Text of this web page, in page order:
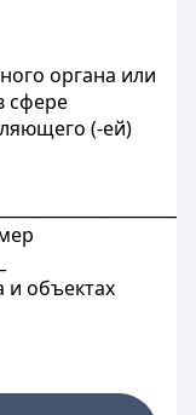
органа или
сфере
(-ей)
и объектах